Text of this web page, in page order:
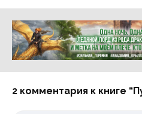
Реклама 16+ АО «ЛитГород»
2 комментария к книге